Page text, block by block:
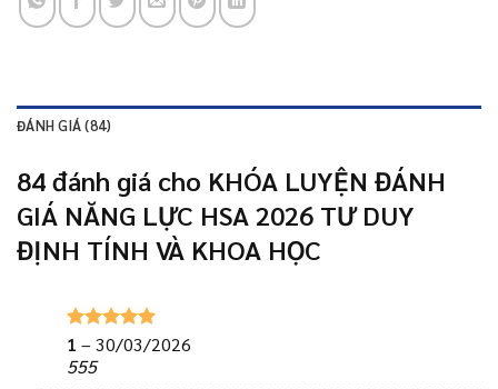
ĐÁNH GIÁ (84)
84 đánh giá cho KHÓA LUYỆN ĐÁNH
GIÁ NĂNG LỰC HSA 2026 TƯ DUY
ĐỊNH TÍNH VÀ KHOA HỌC
Được xếp
hạng
sao
1 – 30/03/2026
555